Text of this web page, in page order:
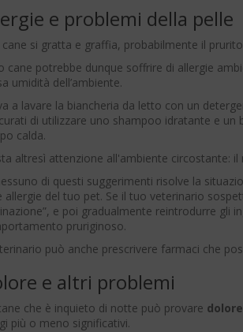
e problemi della pelle
cane si gratta e graffia, probabilmente il
cane potrebbe dunque soffrire di allergie
umidità dell’ambiente.
a lavare la biancheria da letto con un
di utilizzare uno shampoo idratante e
calda.
altresì attenzione all'ambiente circostante:
di questi suggerimenti risolve la
allergie del tuo pet. Se il tuo veterinario
e poi gradualmente reintrodurre gli
pruriginoso.
può anche prescrivere farmaci che
e altri problemi
che è inquieto di notte può provare dolore
più o meno significativi.